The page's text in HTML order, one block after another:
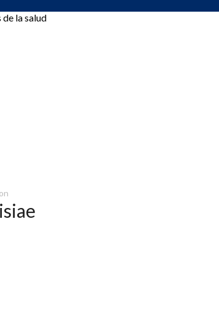
la salud